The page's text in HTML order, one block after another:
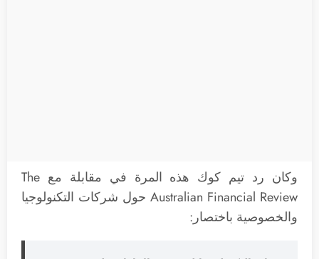
وكان رد تيم كوك هذه المرة في مقابلة مع The
Australian Financial Review حول شركات التكنولوجيا
والخصوصية باختصار: